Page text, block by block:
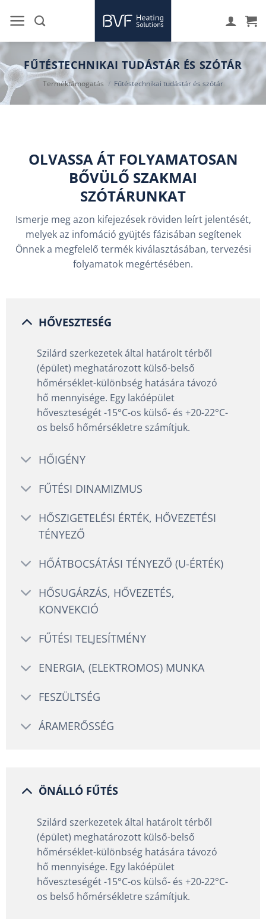
FŰTÉSTECHNIKAI TUDÁSTÁR ÉS SZÓTÁR
Terméktámogatás / Fűtéstechnikai tudástár és szótár
OLVASSA ÁT FOLYAMATOSAN
BŐVÜLŐ SZAKMAI
SZÓTÁRUNKAT
Ismerje meg azon kifejezések röviden leírt jelentését,
melyek az infomáció gyüjtés fázisában segítenek
Önnek a megfelelő termék kiválasztásában, tervezési
folyamatok megértésében.
HŐVESZTESÉG
Szilárd szerkezetek által határolt térből
(épület) meghatározott külső-belső
hőmérséklet-különbség hatására távozó
hő mennyisége. Egy lakóépület
hőveszteségét -15°C-os külső- és +20-22°C-
os belső hőmérsékletre számítjuk.
HŐIGÉNY
FŰTÉSI DINAMIZMUS
HŐSZIGETELÉSI ÉRTÉK, HŐVEZETÉSI
TÉNYEZŐ
HŐÁTBOCSÁTÁSI TÉNYEZŐ (U-ÉRTÉK)
HŐSUGÁRZÁS, HŐVEZETÉS,
KONVEKCIÓ
FŰTÉSI TELJESÍTMÉNY
ENERGIA, (ELEKTROMOS) MUNKA
FESZÜLTSÉG
ÁRAMERŐSSÉG
ÖNÁLLÓ FŰTÉS
Szilárd szerkezetek által határolt térből
(épület) meghatározott külső-belső
hőmérséklet-különbség hatására távozó
hő mennyisége. Egy lakóépület
hőveszteségét -15°C-os külső- és +20-22°C-
os belső hőmérsékletre számítjuk.